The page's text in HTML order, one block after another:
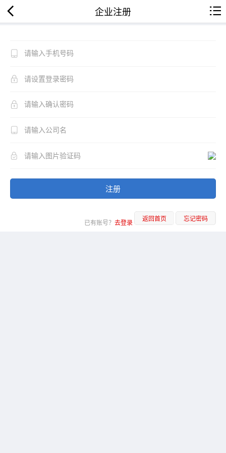
企业注册
注册
已有账号？ 去登录 返回首页 忘记密码